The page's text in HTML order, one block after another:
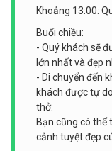
Khoảng 13:00:
Buổi chiều:
- Quý khách sẽ
lớn nhất và đẹp
- Di chuyển đến
khách được tự
thở.
Bạn cũng có thể
cảnh tuyệt đẹp